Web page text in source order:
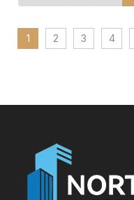
1 2 3 4